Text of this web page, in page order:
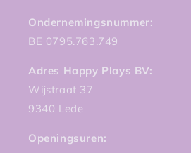
Ondernemingsnummer:
BE 0795.763.749
Adres Happy Plays BV:
Wijstraat 37
9340 Lede
Openingsuren: